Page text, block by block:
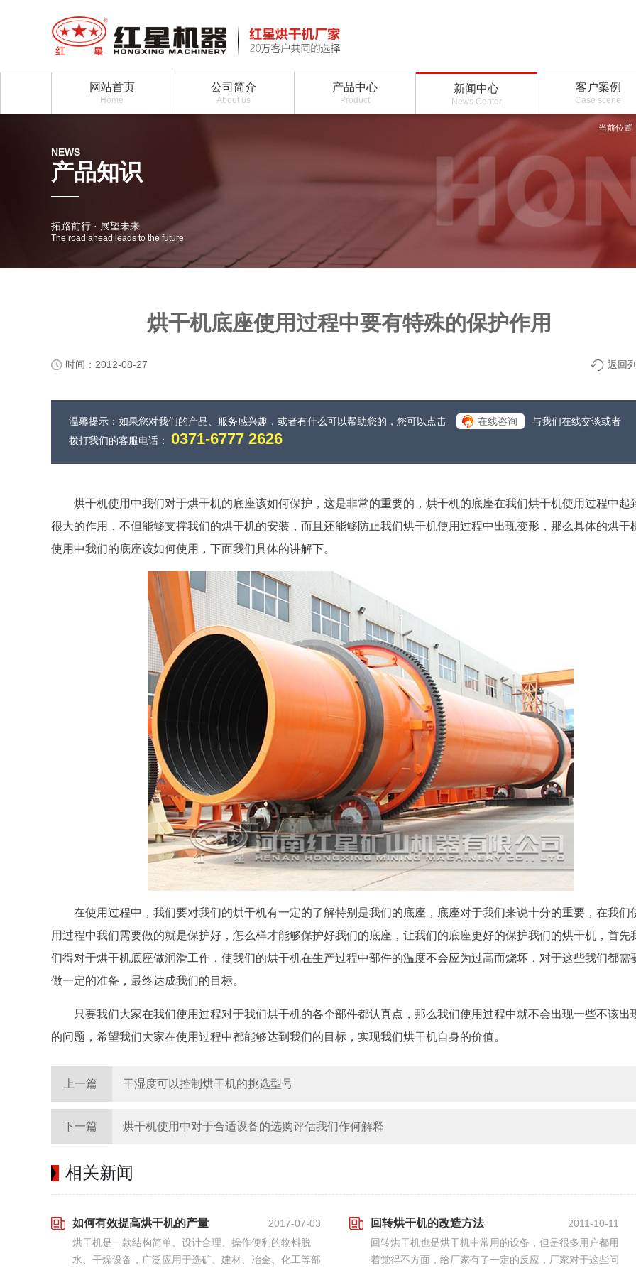
网站首页
Home
公司简介
About us
产品中心
Product
新闻中心
News Center
客户案例
Case scene
当前位置
NEWS
产品知识
拓路前行 · 展望未来
The road ahead leads to the future
烘干机底座使用过程中要有特殊的保护作用
时间：2012-08-27 返回
温馨提示：如果您对我们的产品、服务感兴趣，或者有什么可以帮助您的，您可以点击 在线咨询
与我们在线交谈或者
拨打我们的客服电话： 0371-6777 2626
烘干机使用中我们对于烘干机的底座该如何保护，这是非常的重要的，烘干机的底座在我们烘干机使用过程中起
很大的作用，不但能够支撑我们的烘干机的安装，而且还能够防止我们烘干机使用过程中出现变形，那么具体的烘干
使用中我们的底座该如何使用，下面我们具体的讲解下。
在使用过程中，我们要对我们的烘干机有一定的了解特别是我们的底座，底座对于我们来说十分的重要，在我们
用过程中我们需要做的就是保护好，怎么样才能够保护好我们的底座，让我们的底座更好的保护我们的烘干机，首先
们得对于烘干机底座做润滑工作，使我们的烘干机在生产过程中部件的温度不会应为过高而烧坏，对于这些我们都需
做一定的准备，最终达成我们的目标。
只要我们大家在我们使用过程对于我们烘干机的各个部件都认真点，那么我们使用过程中就不会出现一些不该出
的问题，希望我们大家在使用过程中都能够达到我们的目标，实现我们烘干机自身的价值。
上一篇 干湿度可以控制烘干机的挑选型号
下一篇 烘干机使用中对于合适设备的选购评估我们作何解释
相关新闻
如何有效提高烘干机的产量
2017-07-03
烘干机是一款结构简单、设计合理、操作便利的物料脱
水、干燥设备，广泛应用于选矿、建材、冶金、化工等部
回转烘干机的改造方法
2011-10-11
回转烘干机也是烘干机中常用的设备，但是很多用户都用
着觉得不方面，给厂家有了一定的反应，厂家对于这些问